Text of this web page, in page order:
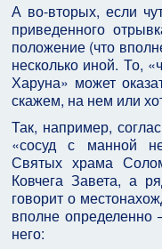
А во-вторых, если
приведенного
положение (что
несколько иной. То,
Харуна» может
скажем, на нем или
Так, например,
«сосуд с манной
Святых храма
Ковчега Завета, а
говорит о
вполне определенно
него: